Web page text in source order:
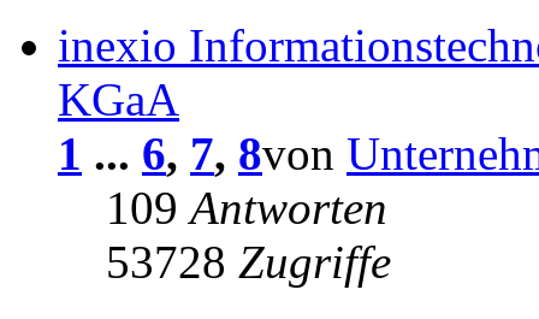
inexio
KGaA
1 ... 6, 7, 8von
109Antworten
53728 Zugriffe